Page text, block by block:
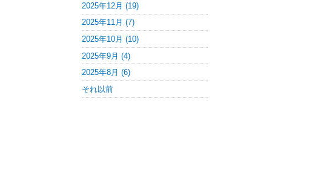
2025年12月 (19)
2025年11月 (7)
2025年10月 (10)
2025年9月 (4)
2025年8月 (6)
それ以前